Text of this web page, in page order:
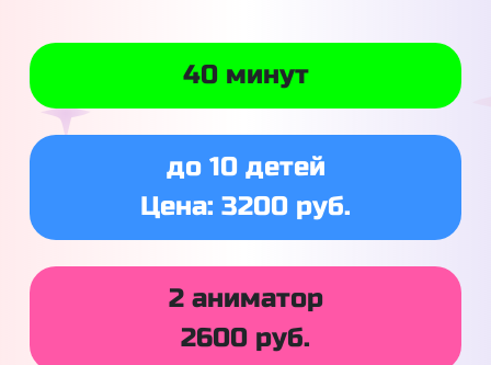
40 минут
до 10 детей
Цена: 3200 руб.
2 аниматор
2600 руб.